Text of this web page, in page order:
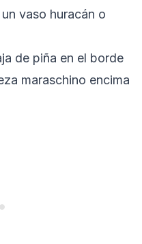
vaso huracán o
de piña en el borde
maraschino encima